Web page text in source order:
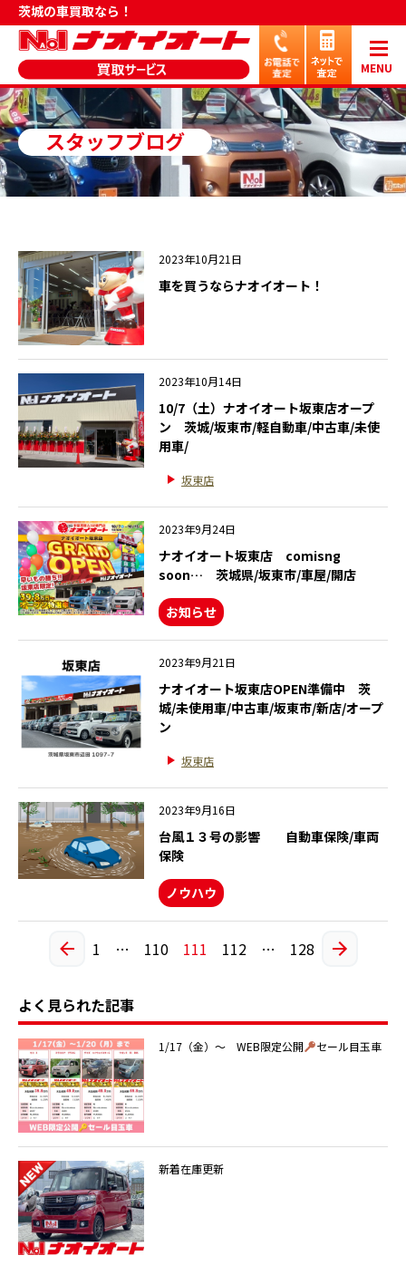
茨城の車買取なら！
MENU
スタッフブログ
2023年10月21日
車を買うならナオイオート！
2023年10月14日
10/7（土）ナオイオート坂東店オープ
ン 茨城/坂東市/軽自動車/中古車/未使
用車/
坂東店
2023年9月24日
ナオイオート坂東店 comisng
soon… 茨城県/坂東市/車屋/開店
お知らせ
2023年9月21日
ナオイオート坂東店OPEN準備中 茨
城/未使用車/中古車/坂東市/新店/オープ
ン
坂東店
2023年9月16日
台風１３号の影響 自動車保険/車両
保険
ノウハウ
1 … 110 111 112 … 128
よく見られた記事
1/17（金）～ WEB限定公開 セール目玉車
新着在庫更新